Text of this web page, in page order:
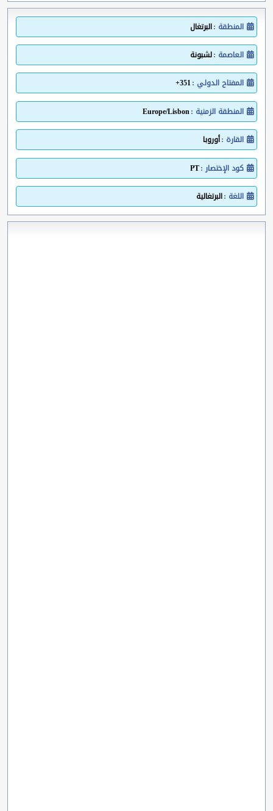
المنطقة :البرتغال
العاصمة :لشبونة
المفتاح الدولي :351+
المنطقة الزمنية :Europe/Lisbon
القارة :أوروبا
كود الإختصار :PT
اللغة :البرتغالية